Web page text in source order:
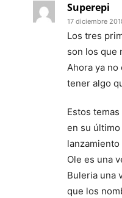
Superepi
17 diciembre
Los tres
son los que
Ahora ya no
tener algo
Estos
en su
Ole es una
Buleria una
que los